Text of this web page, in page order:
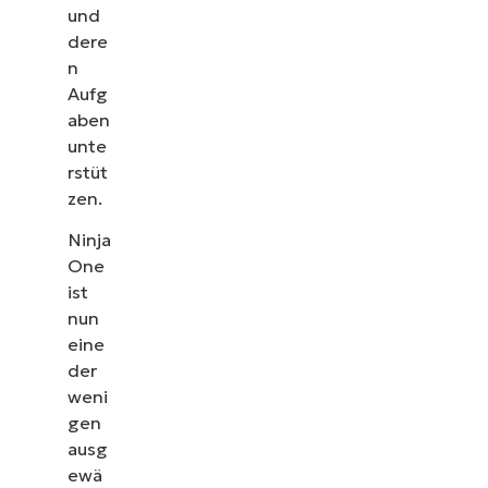
und
dere
n
Aufg
aben
unte
rstüt
zen.
Ninja
One
ist
nun
eine
der
weni
gen
ausg
ewä